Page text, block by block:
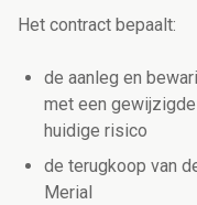
Het contract bepaalt:
de aanleg en
met een
huidige risico
de terugkoop van
Merial